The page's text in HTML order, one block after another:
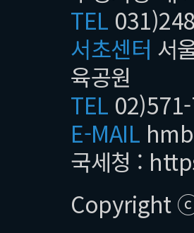
TEL
서초센터 서
육공원
TEL
E-MAIL
국세청 :
Copyright